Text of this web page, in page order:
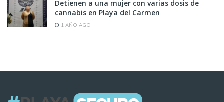
Detienen a una mujer con varias dosis de
cannabis en Playa del Carmen
1 AÑO AGO